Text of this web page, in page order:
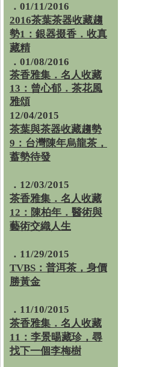
．01/11/2016
2016茶葉茶器收藏趨
勢1：銀器掇香．收真
藏精
．01/08/2016
茶香雅集 ． 名人收藏
13：曾心郁．茶花風
雅頌
12/04/2015
茶葉與茶器收藏趨勢
9：台灣陳年烏龍茶，
蓄勢待發
．12/03/2015
茶香雅集．名人收藏
12：陳柏年．醫術與
藝術交織人生
．11/29/2015
TVBS：普洱茶，身價
勝黃金
．11/10/2015
茶香雅集．名人收藏
11：李景暘藏珍，尋
找下一個李梅樹